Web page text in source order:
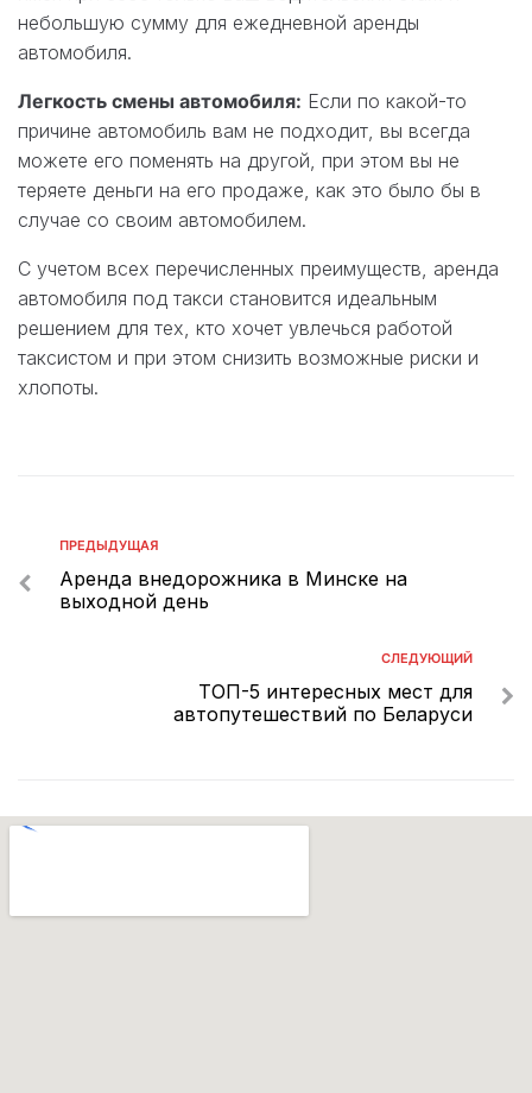
небольшую сумму для ежедневной аренды
автомобиля.
Легкость смены автомобиля: Если по какой-то
причине автомобиль вам не подходит, вы всегда
можете его поменять на другой, при этом вы не
теряете деньги на его продаже, как это было бы в
случае со своим автомобилем.
С учетом всех перечисленных преимуществ, аренда
автомобиля под такси становится идеальным
решением для тех, кто хочет увлечься работой
таксистом и при этом снизить возможные риски и
хлопоты.
ПРЕДЫДУЩАЯ
Аренда внедорожника в Минске на
выходной день
СЛЕДУЮЩИЙ
ТОП-5 интересных мест для
автопутешествий по Беларуси